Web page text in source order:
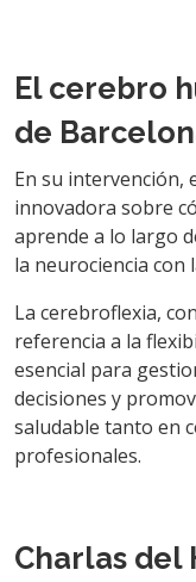
El cerebro
de
En su intervención,
innovadora sobre
aprende a lo largo
la neurociencia con
La cerebroflexia,
referencia a la
esencial para
decisiones y
saludable tanto en
profesionales.
Charlas del